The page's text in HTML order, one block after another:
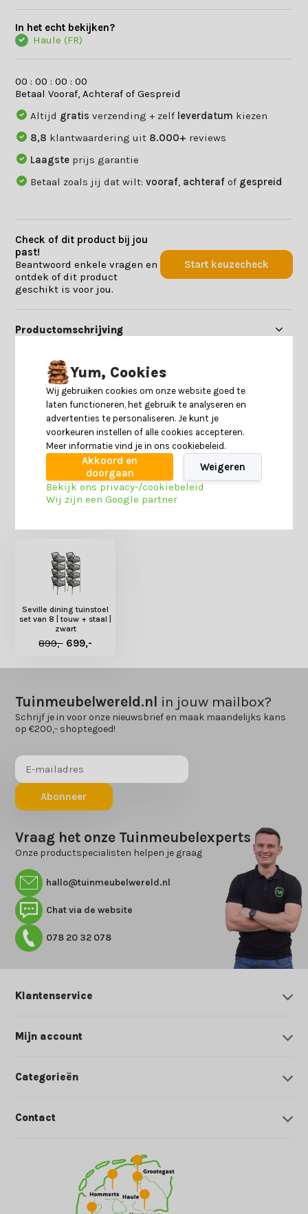
In het echt bekijken?
Haule (FR)
00 :00 :00 :00
Betaal Vooraf, Achteraf of Gespreid
Altijd gratisverzending + zelf leverdatum kiezen
8,8 klantwaardering uit 8.000+ reviews
Laagste prijs garantie
Betaal zoals jij dat wilt:vooraf achteraf of gespreid
Check of dit product bij jou
past!
Beantwoord enkele vragen en
ontdek of dit product
geschikt is voor jou.
Start keuzecheck
Productomschrijving
Specificaties
Reviews
Heb je nog interesse in deze recent bekeken
Seville dining tuinstoel
set van 8 | touw + staal |
zwart
899,- 699,-
Tuinmeubelwereld.nl in jouw mailbox?
Schrijf je in voor onze nieuwsbrief en maak maandelijks kans
op €200,- shoptegoed!
Abonneer
Vraag het onze Tuinmeubelexperts
Onze productspecialisten helpen je graag
hallo@tuinmeubelwereld.nl
Chat via de website
078 20 32 078
Klantenservice
Mijn account
Categorieën
Contact
Yum, Cookies
Wij gebruiken cookies om onze website goed te
laten functioneren, het gebruik te analyseren en
advertenties te personaliseren. Je kunt je
voorkeuren instellen of alle cookies accepteren.
Meer informatie vind je in ons cookiebeleid.
Akkoord en
doorgaan
Weigeren
Bekijk ons privacy-/cookiebeleid
Wij zijn een Google partner